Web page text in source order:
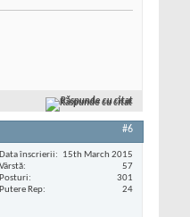
Răspunde cu citat
#6
Data înscrierii
15th March 2015
Vârstă
57
Posturi
301
Putere Rep
24